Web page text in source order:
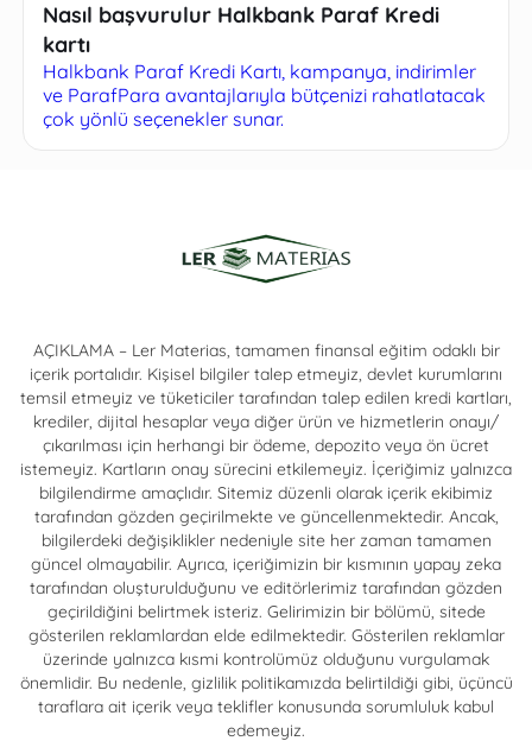
Nasıl başvurulur Halkbank Paraf Kredi
kartı
Halkbank Paraf Kredi Kartı, kampanya, indirimler
ve ParafPara avantajlarıyla bütçenizi rahatlatacak
çok yönlü seçenekler sunar.
AÇIKLAMA – Ler Materias, tamamen finansal eğitim odaklı bir
içerik portalıdır. Kişisel bilgiler talep etmeyiz, devlet kurumlarını
temsil etmeyiz ve tüketiciler tarafından talep edilen kredi kartları,
krediler, dijital hesaplar veya diğer ürün ve hizmetlerin onayı/
çıkarılması için herhangi bir ödeme, depozito veya ön ücret
istemeyiz. Kartların onay sürecini etkilemeyiz. İçeriğimiz yalnızca
bilgilendirme amaçlıdır. Sitemiz düzenli olarak içerik ekibimiz
tarafından gözden geçirilmekte ve güncellenmektedir. Ancak,
bilgilerdeki değişiklikler nedeniyle site her zaman tamamen
güncel olmayabilir. Ayrıca, içeriğimizin bir kısmının yapay zeka
tarafından oluşturulduğunu ve editörlerimiz tarafından gözden
geçirildiğini belirtmek isteriz. Gelirimizin bir bölümü, sitede
gösterilen reklamlardan elde edilmektedir. Gösterilen reklamlar
üzerinde yalnızca kısmi kontrolümüz olduğunu vurgulamak
önemlidir. Bu nedenle, gizlilik politikamızda belirtildiği gibi, üçüncü
taraflara ait içerik veya teklifler konusunda sorumluluk kabul
edemeyiz.